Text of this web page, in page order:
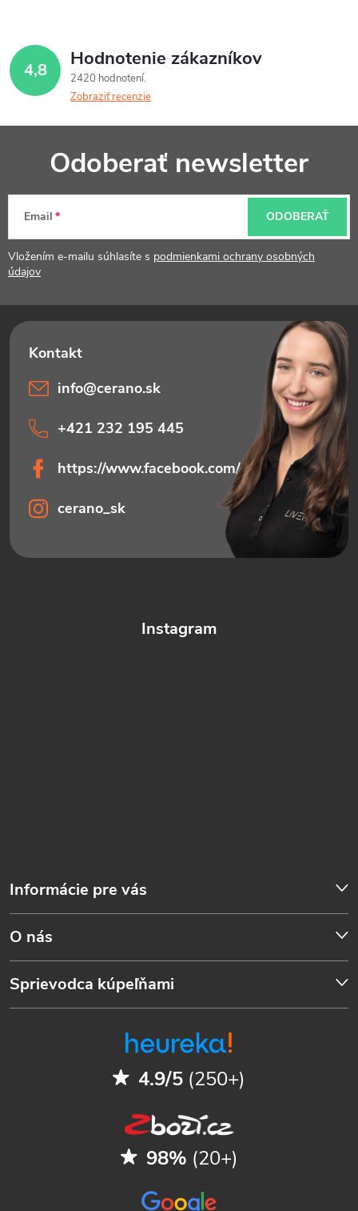
4,8 Hodnotenie zákazníkov
2420 hodnotení
Zobraziť recenzie
p
ä
i
e
Odoberať newsletter
Email
Vložením e-mailu súhlasíte s podmienkami ochrany osobných
údajov
ODOBERAŤ
Instagram
Informácie pre vás
O nás
Sprievodca kúpeľňami
info@cerano.sk
+421 232 195 445
https://www.facebook.com/ceranosk
cerano_sk
4.9/5 (250+)
98% (20+)